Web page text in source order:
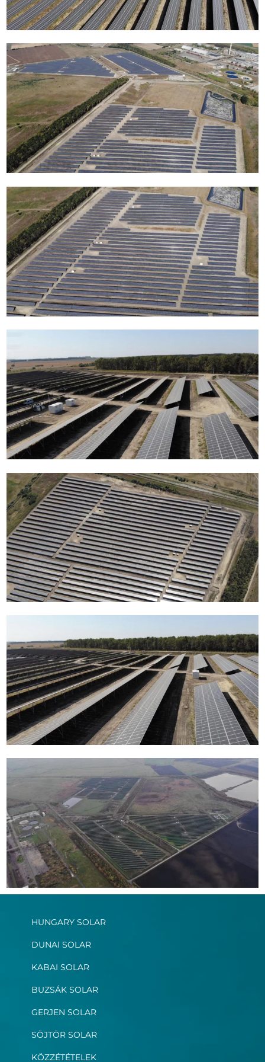
HUNGARY SOLAR
DUNAI SOLAR
KABAI SOLAR
BUZSÁK SOLAR
GERJEN SOLAR
SÖJTÖR SOLAR
KÖZZÉTÉTELEK